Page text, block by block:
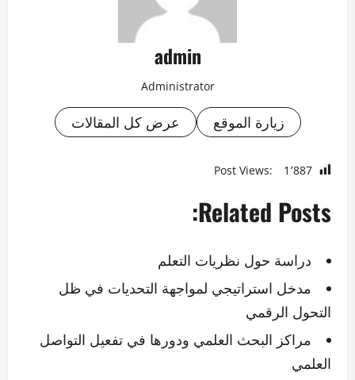
admin
Administrator
زيارة الموقع عرض كل المقالات
Post Views: 1٬887
Related Posts:
دراسة حول نظريات التعلم
مدخل استراتيجي لمواجهة التحديات في ظل
التحول الرقمي
مراكز البحث العلمي ودورها في تفعيل التواصل
العلمي